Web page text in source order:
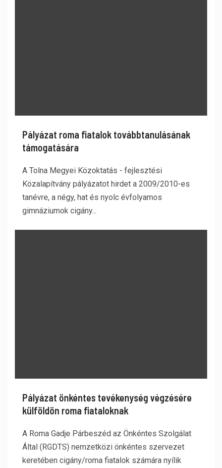
Pályázat roma fiatalok továbbtanulásának
támogatására
A Tolna Megyei Közoktatás - fejlesztési
Közalapítvány pályázatot hirdet a 2009/2010-es
tanévre, a négy, hat és nyolc évfolyamos
gimnáziumok cigány...
Pályázat önkéntes tevékenység végzésére
külföldön roma fiataloknak
A Roma Gadje Párbeszéd az Önkéntes Szolgálat
Által (RGDTS) nemzetközi önkéntes szervezet
keretében cigány/roma fiatalok számára nyílik